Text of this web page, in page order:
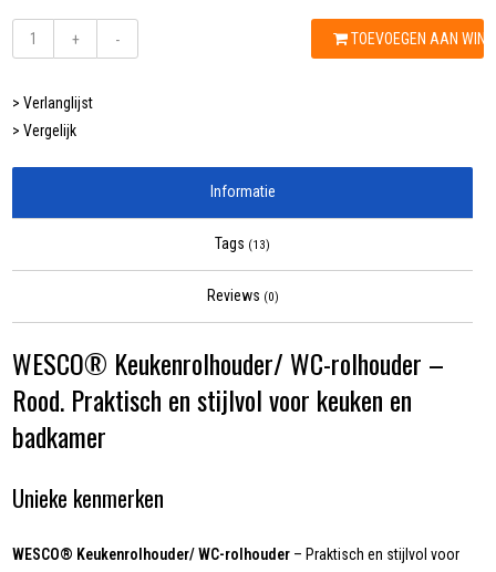
+ - TOEVOEGEN AAN
> Verlanglijst
> Vergelijk
Informatie
Tags (13)
Reviews (0)
WESCO® Keukenrolhouder/ WC-rolhouder –
Rood. Praktisch en stijlvol voor keuken en
badkamer
Unieke kenmerken
WESCO® Keukenrolhouder/ WC-rolhouder – Praktisch en stijlvol voor